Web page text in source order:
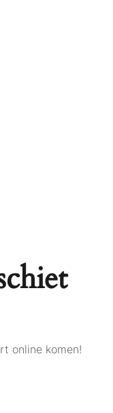
online komen!